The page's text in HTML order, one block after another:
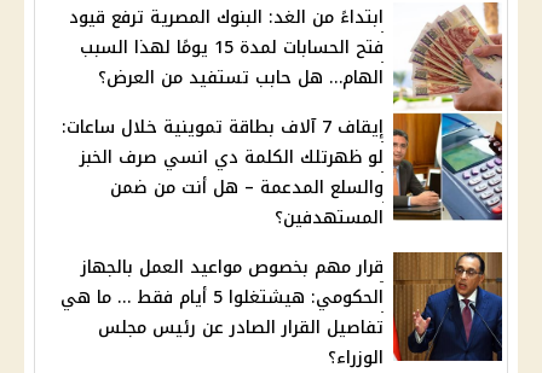
ابتداءً من الغد: البنوك المصرية ترفع قيود
فتح الحسابات لمدة 15 يومًا لهذا السبب
الهام… هل حابب تستفيد من العرض؟
إيقاف 7 آلاف بطاقة تموينية خلال ساعات:
لو ظهرتلك الكلمة دي انسي صرف الخبز
والسلع المدعمة – هل أنت من ضمن
المستهدفين؟
قرار مهم بخصوص مواعيد العمل بالجهاز
الحكومي: هيشتغلوا 5 أيام فقط … ما هي
تفاصيل القرار الصادر عن رئيس مجلس
الوزراء؟